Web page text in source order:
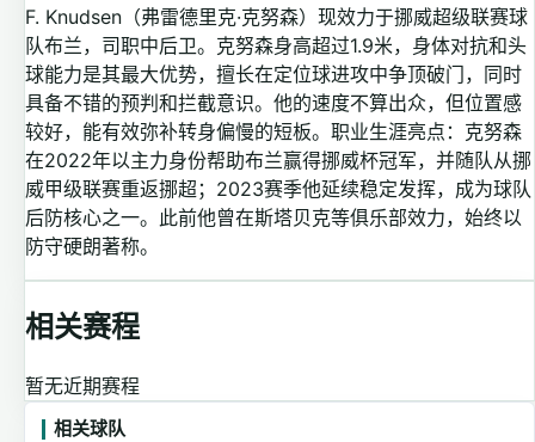
F. Knudsen（弗雷德里克·克努森）现效力于挪威超级联赛球
队布兰，司职中后卫。克努森身高超过1.9米，身体对抗和头
球能力是其最大优势，擅长在定位球进攻中争顶破门，同时
具备不错的预判和拦截意识。他的速度不算出众，但位置感
较好，能有效弥补转身偏慢的短板。职业生涯亮点：克努森
在2022年以主力身份帮助布兰赢得挪威杯冠军，并随队从挪
威甲级联赛重返挪超；2023赛季他延续稳定发挥，成为球队
后防核心之一。此前他曾在斯塔贝克等俱乐部效力，始终以
防守硬朗著称。
相关赛程
暂无近期赛程
相关球队